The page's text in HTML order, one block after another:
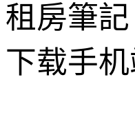
租房筆記
下载手